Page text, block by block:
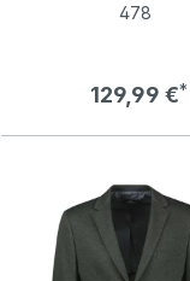
478
129,99 €